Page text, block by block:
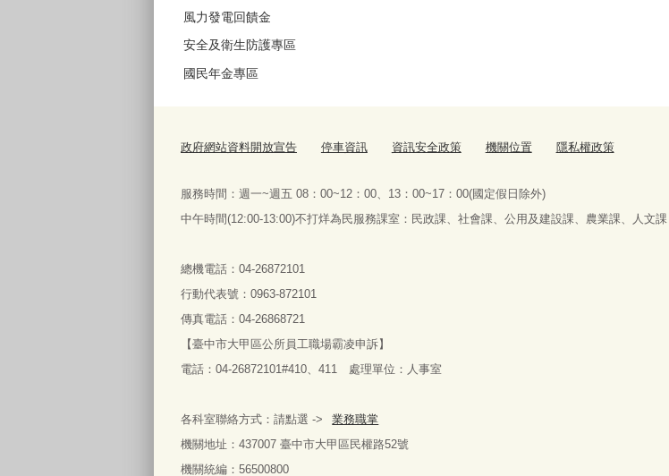
風力發電回饋金
安全及衛生防護專區
國民年金專區
政府網站資料開放宣告 停車資訊 資訊安全政策 機關位置 隱私權政策
服務時間：週一~週五 08：00~12：00、13：00~17：00(國定假日除外)
中午時間(12:00-13:00)不打烊為民服務課室：民政課、社會課、公用及建設課、農業課、人文課
總機電話：04-26872101
行動代表號：0963-872101
傳真電話：04-26868721
【臺中市大甲區公所員工職場霸凌申訴】
電話：04-26872101#410、411 處理單位：人事室
各科室聯絡方式：請點選 ->
業務職掌
機關地址：437007 臺中市大甲區民權路52號
機關統編：56500800